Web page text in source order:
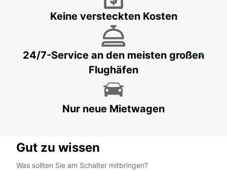
GERALDTON FLUGHAFEN
GERALDTON - AUSTRALIA
Keine versteckten Kosten
24/7-Service an den meisten großen
Flughäfen
Nur neue Mietwagen
Gut zu wissen
Was sollten Sie am Schalter mitbringen?